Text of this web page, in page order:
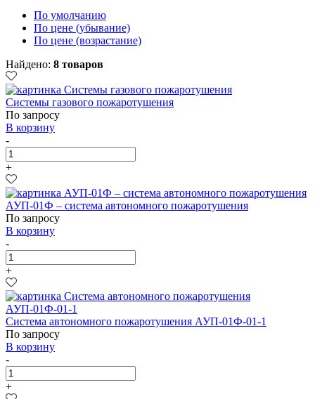
По умолчанию
По цене (убывание)
По цене (возрастание)
Найдено: 8 товаров
Системы газового пожаротушения
По запросу
В корзину
-
+
АУП-01Ф – система автономного пожаротушения
По запросу
В корзину
-
+
Система автономного пожаротушения АУП-01Ф-01-1
По запросу
В корзину
-
+